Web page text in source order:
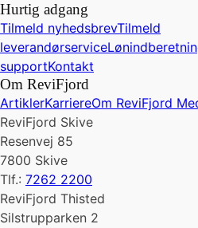
Hurtig adgang
Tilmeld nyhedsbrevTilmeld
leverandørservice
supportKontakt
Om ReviFjord
ArtiklerKarriereOm ReviFjord
ReviFjord Skive
Resenvej 85
7800 Skive
Tlf.: 7262 2200
ReviFjord Thisted
Silstrupparken 2